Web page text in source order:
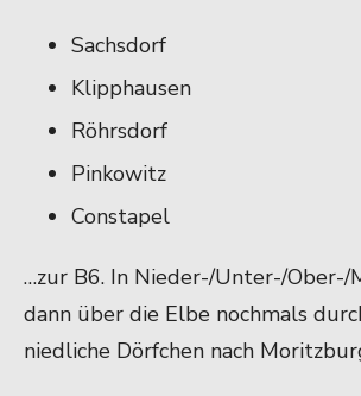
Sachsdorf
Klipphausen
Röhrsdorf
Pinkowitz
Constapel
…zur B6. In Nieder-/Unter-/
dann über die Elbe nochmals
niedliche Dörfchen nach